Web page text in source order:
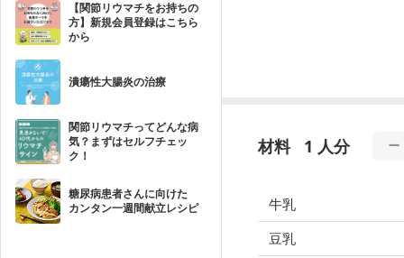
【関節リウマチをお持ちの
方】新規会員登録はこちら
から
潰瘍性大腸炎の治療
関節リウマチってどんな病
気？まずはセルフチェッ
ク！
糖尿病患者さんに向けた
カンタン一週間献立レシピ
材料 1 人分
牛乳
豆乳